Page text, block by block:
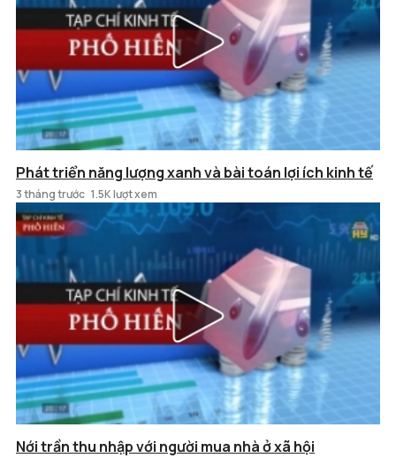
Phát triển năng lượng xanh và bài toán lợi ích kinh tế
3 tháng trước 1.5K lượt xem
Nới trần thu nhập với người mua nhà ở xã hội